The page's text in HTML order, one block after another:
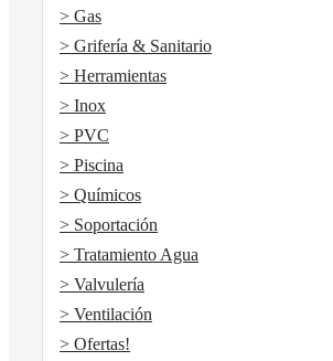
> Gas
> Grifería & Sanitario
> Herramientas
> Inox
> PVC
> Piscina
> Químicos
> Soportación
> Tratamiento Agua
> Valvulería
> Ventilación
> Ofertas!